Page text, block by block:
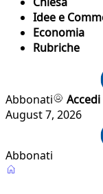
Idee e
Economia
Rubriche
Abbonati
Accedi
August 7, 2026
Abbonati